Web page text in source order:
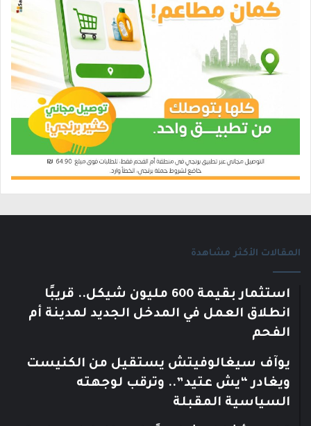
المقالات الأكثر مشاهدة
استثمار بقيمة 600 مليون شيكل.. قريبًا
انطلاق العمل في المدخل الجديد لمدينة أم
الفحم
يوآف سيغالوفيتش يستقيل من الكنيست
ويغادر “يش عتيد”.. وترقب لوجهته
السياسية المقبلة